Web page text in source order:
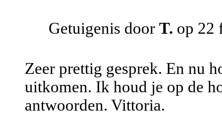
Getuigenis door T. op 22
Zeer prettig gesprek. En nu
uitkomen. Ik houd je op de
antwoorden. Vittoria.